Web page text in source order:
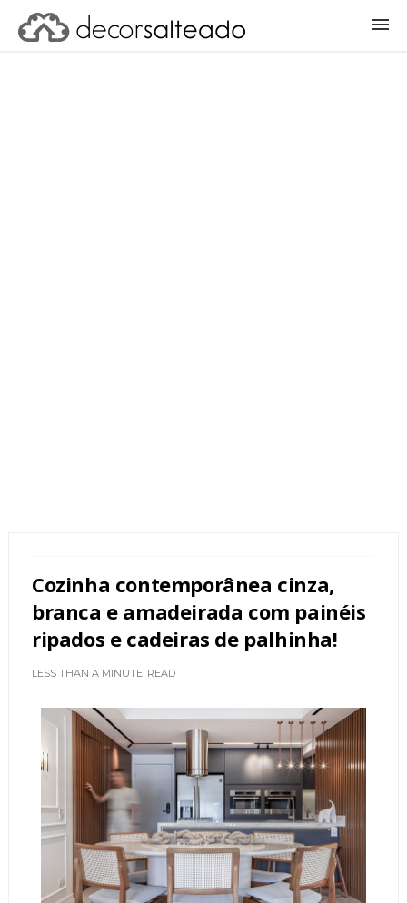
Cozinha contemporânea cinza,
branca e amadeirada com painéis
ripados e cadeiras de palhinha!
LESS THAN A MINUTE READ